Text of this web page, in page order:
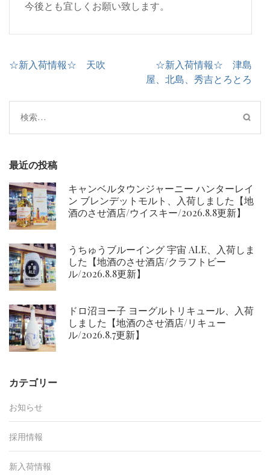
今後とも宜しくお願い致します。
投
ゲ
ー
ョ
ン
☆新入荷情報☆ 天吹
☆新入荷情報☆ 津島
屋、北島、秀吉とろとろ
検
索:
最近の投稿
キャンベルタウンジャーニー ハンターレイ
ン ブレンデットモルト、入荷しました【地
酒のさせ酒店/ウイスキー/2026.8.8更新】
うちゅうブルーイング 宇宙 ALE、入荷しま
した【地酒のさせ酒店/クラフトビー
ル/2026.8.8更新】
ドロ沼ヨー子 ヨーグルトリキュール、入荷
しました【地酒のさせ酒店/リキュー
ル/2026.8.7更新】
カテゴリー
お知らせ
採用情報
新入荷情報